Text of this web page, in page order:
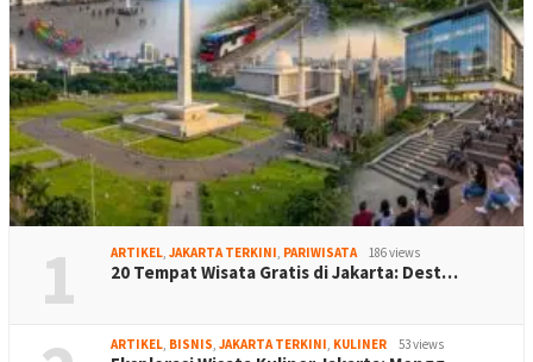
1 ARTIKEL, JAKARTA TERKINI, PARIWISATA 186 views
20 Tempat Wisata Gratis di Jakarta: Dest…
ARTIKEL, BISNIS, JAKARTA TERKINI, KULINER 53 views